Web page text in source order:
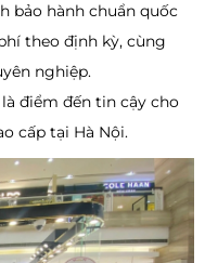
bảo hành chuẩn quốc
theo định kỳ, cùng
nghiệp.
điểm đến tin cậy cho
cấp tại Hà Nội.